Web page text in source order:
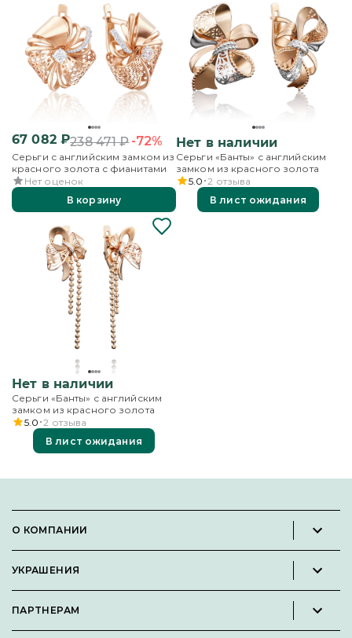
67 082₽238 471₽-72%
Серьги с английским замком из
красного золота с фианитами
Нет оценок
В корзину
Нет в наличии
Серьги «Банты» с английским
замком из красного золота
5.0 2 отзыва
В лист ожидания
Нет в наличии
Серьги «Банты» с английским
замком из красного золота
5.0 2 отзыва
В лист ожидания
О КОМПАНИИ
Вакансии
УКРАШЕНИЯ
Кольца
ПАРТНЕРАМ